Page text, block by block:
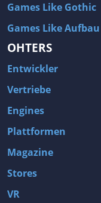
Games Like Gothic
Games Like Aufbau
OHTERS
Entwickler
Vertriebe
Engines
Plattformen
Magazine
Stores
VR